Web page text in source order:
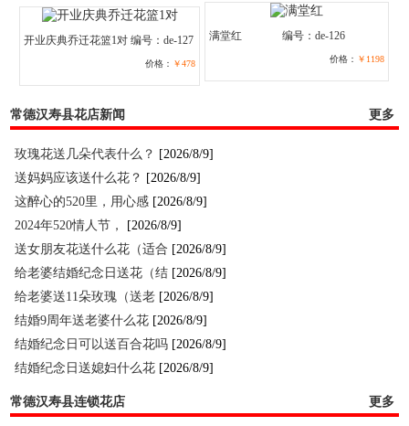
开业庆典乔迁花篮1对 编号：de-127
价格： ￥478
满堂红 编号：de-126
价格： ￥1198
常德汉寿县花店新闻 更多
玫瑰花送几朵代表什么？ [2026/8/9]
送妈妈应该送什么花？ [2026/8/9]
这醉心的520里，用心感 [2026/8/9]
2024年520情人节，
[2026/8/9]
送女朋友花送什么花（适合 [2026/8/9]
给老婆结婚纪念日送花（结 [2026/8/9]
给老婆送11朵玫瑰（送老 [2026/8/9]
结婚9周年送老婆什么花 [2026/8/9]
结婚纪念日可以送百合花吗 [2026/8/9]
结婚纪念日送媳妇什么花 [2026/8/9]
常德汉寿县连锁花店 更多